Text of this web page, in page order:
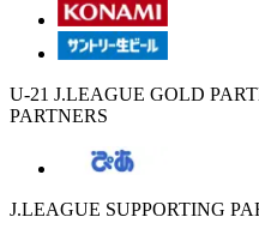
U-21 J.LEAGUE GOLD
PARTNERS
J.LEAGUE SUPPORTING